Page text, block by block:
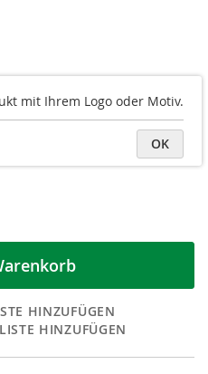
HINZUFÜGEN
HINZUFÜGEN
mit Ihrem Logo oder Motiv.
OK